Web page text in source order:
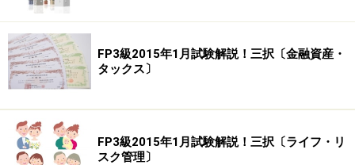
FP3級2015年1月試験解説！三択〔金融資産・
タックス〕
FP3級2015年1月試験解説！三択〔ライフ・リ
スク管理〕